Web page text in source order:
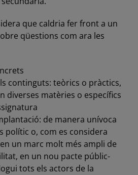
que caldria fer front a un
qüestions com ara les
continguts: teòrics o pràctics,
diverses matèries o específics
de manera unívoca
polític o, com es considera
en un marc molt més ampli de
en un nou pacte públic-
tots els actors de la